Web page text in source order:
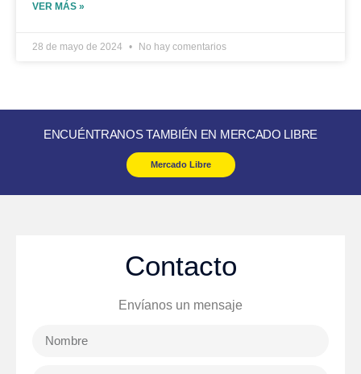
VER MÁS »
28 de mayo de 2024 No hay comentarios
ENCUÉNTRANOS TAMBIÉN EN MERCADO LIBRE
Mercado Libre
Contacto
Envíanos un mensaje